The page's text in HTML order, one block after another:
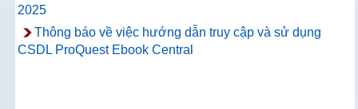
2025
Thông báo về việc hướng dẫn truy cập và sử dụng
CSDL ProQuest Ebook Central